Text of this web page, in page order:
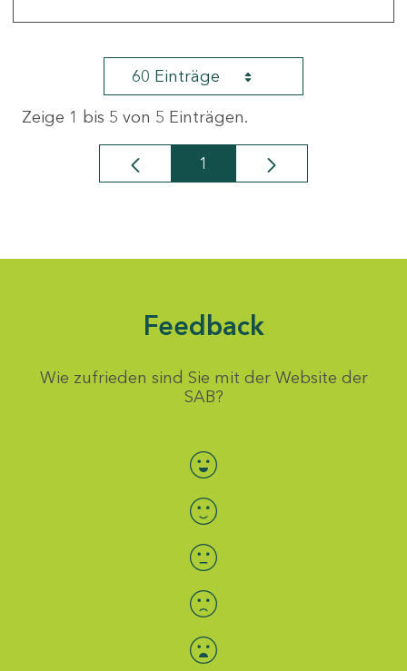
60 Einträge
Zeige 1 bis 5 von 5 Einträgen.
Seite
1
Feedback
Wie zufrieden sind Sie mit der Website der
SAB?
Bewertung auswählen